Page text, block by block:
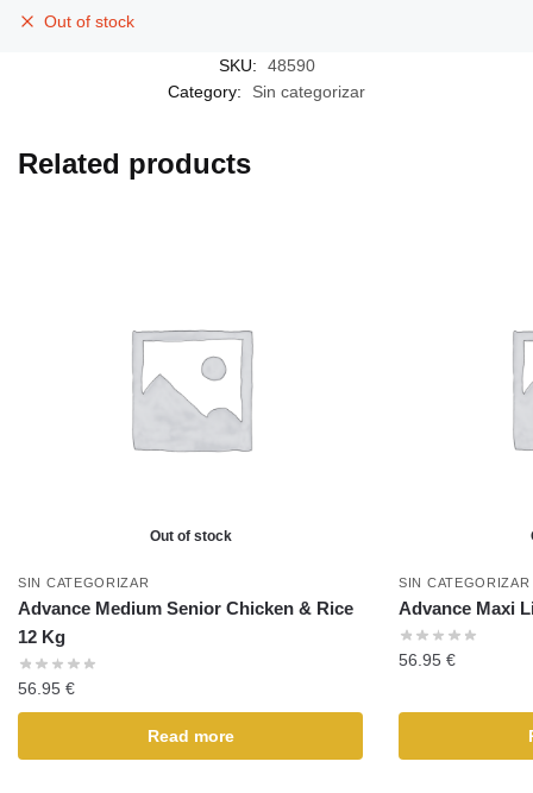
Out of stock
SKU:
48590
Category:
Sin categorizar
Related products
Out of stock
SIN CATEGORIZAR
Advance Medium Senior Chicken & Rice
12 Kg
56.95 €
Read more
SIN CATEGORIZAR
Advance Maxi
56.95 €